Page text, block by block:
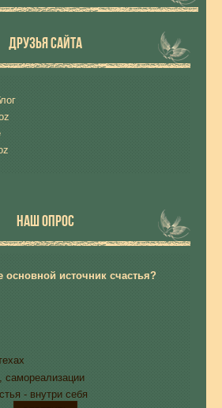
ДРУЗЬЯ САЙТА
НАШ ОПРОС
источник счастья?
самореализации
- внутри себя